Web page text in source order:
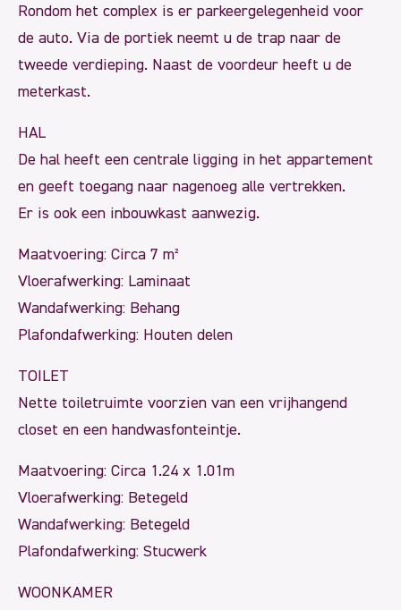
Rondom het complex is er parkeergelegenheid voor
de auto. Via de portiek neemt u de trap naar de
tweede verdieping. Naast de voordeur heeft u de
meterkast.
HAL
De hal heeft een centrale ligging in het appartement
en geeft toegang naar nagenoeg alle vertrekken.
Er is ook een inbouwkast aanwezig.
Maatvoering: Circa 7 m²
Vloerafwerking: Laminaat
Wandafwerking: Behang
Plafondafwerking: Houten delen
TOILET
Nette toiletruimte voorzien van een vrijhangend
closet en een handwasfonteintje.
Maatvoering: Circa 1.24 x 1.01m
Vloerafwerking: Betegeld
Wandafwerking: Betegeld
Plafondafwerking: Stucwerk
WOONKAMER